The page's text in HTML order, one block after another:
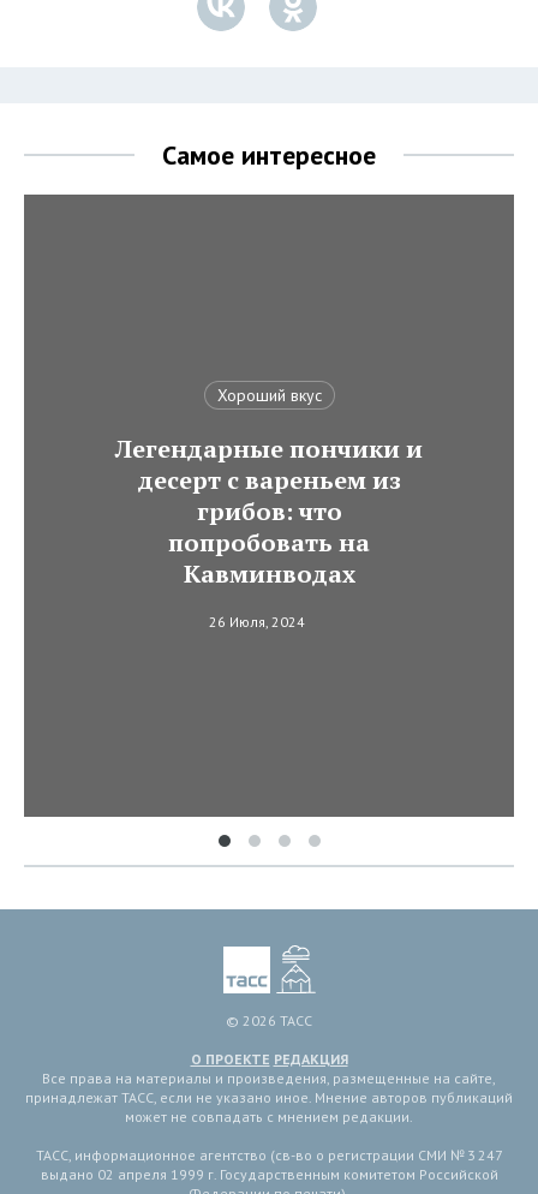
Самое интересное
Хороший вкус
Легендарные пончики и
десерт с вареньем из
грибов: что
попробовать на
Кавминводах
26 Июля, 2024
© 2026 ТАСС
О ПРОЕКТЕ РЕДАКЦИЯ
Все права на материалы и произведения, размещенные на сайте,
принадлежат ТАСС, если не указано иное. Мнение авторов публикаций
может не совпадать с мнением редакции.
ТАСС, информационное агентство (св-во о регистрации СМИ № 3 247
выдано 02 апреля 1999 г. Государственным комитетом Российской